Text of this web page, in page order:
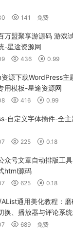
141 免费
万盟聚享游源码 游戏
-星途资源网
436 0.99
源下载WordPress主
用模板-星途资源网
416 0.99
自定义字体插件-全
225 0.18
众号文章自动排版工
html源码
625 0.18
通用美化教程：磨
换、播放器与评论系
689 免费